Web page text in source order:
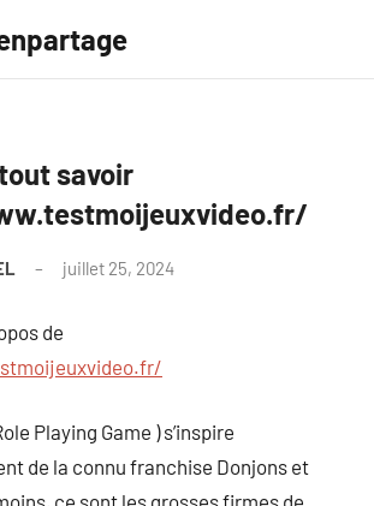
savoir
juillet 25, 2024
de
Playing Game ) s’inspire
de la connu franchise Donjons et
ce sont les grosses firmes de